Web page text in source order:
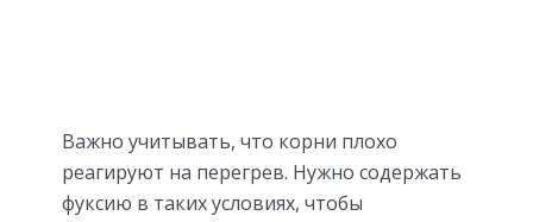
Важно учитывать, что корни плохо
реагируют на перегрев. Нужно содержать
фуксию в таких условиях, чтобы